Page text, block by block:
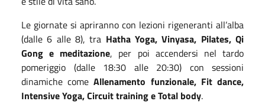
Le giornate si apriranno con lezioni rigeneranti all’alba
(dalle 6 alle 8), tra Hatha Yoga, Vinyasa, Pilates, Qi
Gong e meditazione, per poi accendersi nel tardo
pomeriggio (dalle 18:30 alle 20:30) con sessioni
dinamiche comeAllenamento funzionale, Fit dance,
Intensive Yoga, Circuit training e Total body.